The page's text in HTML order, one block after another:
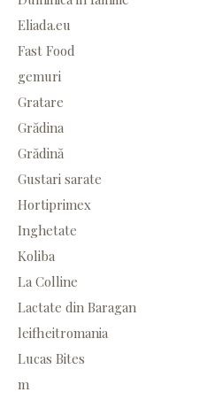
Eliada.eu
Fast Food
gemuri
Gratare
Grădina
Grădină
Gustari sarate
Hortiprimex
Inghetate
Koliba
La Colline
Lactate din Baragan
leifheitromania
Lucas Bites
m